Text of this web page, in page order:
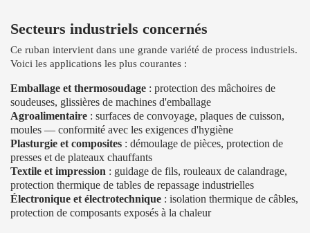
Secteurs industriels concernés
Ce ruban intervient dans une grande variété de process industriels.
Voici les applications les plus courantes :
Emballage et thermosoudage : protection des mâchoires de
soudeuses, glissières de machines d'emballage
Agroalimentaire : surfaces de convoyage, plaques de cuisson,
moules — conformité avec les exigences d'hygiène
Plasturgie et composites : démoulage de pièces, protection de
presses et de plateaux chauffants
Textile et impression : guidage de fils, rouleaux de calandrage,
protection thermique de tables de repassage industrielles
Électronique et électrotechnique : isolation thermique de câbles,
protection de composants exposés à la chaleur